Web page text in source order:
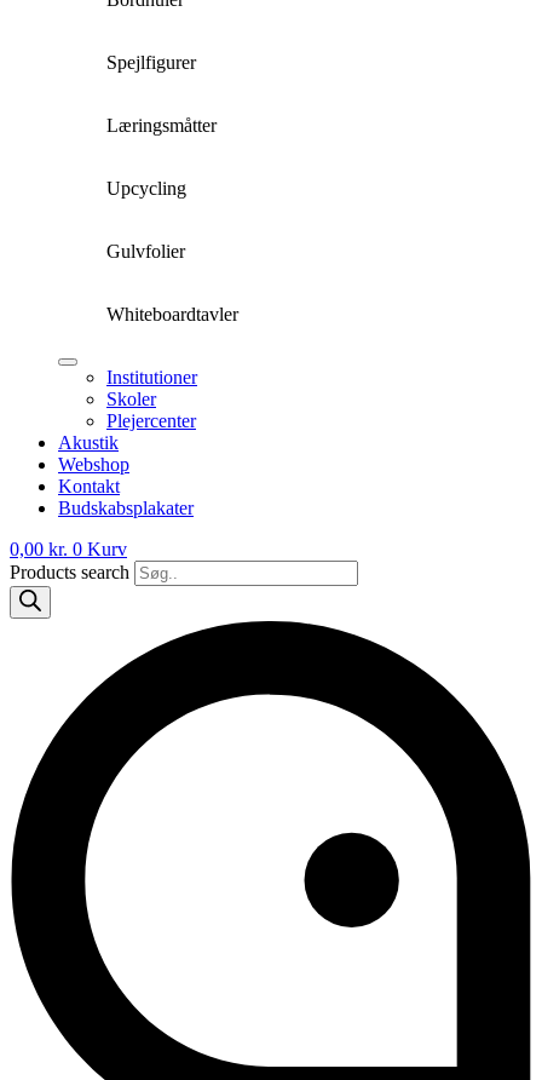
Spejlfigurer
Læringsmåtter
Upcycling
Gulvfolier
Whiteboardtavler
Institutioner
Skoler
Plejercenter
Akustik
Webshop
Kontakt
Budskabsplakater
0,00 kr. 0 Kurv
Products search